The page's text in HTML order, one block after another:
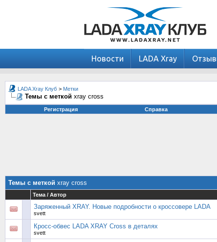
Новости LADA Xray
LADA Xray Клуб > Метки
Темы с меткой xray cross
Регистрация
Справка
Темы с меткой xray cross
Тема / Автор
Заряженный XRAY. Новые подробности о кроссовере LADA
svett
Кросс-обвес LADA XRAY Cross в деталях
svett